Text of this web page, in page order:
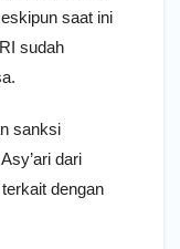
saat ini
sudah
sanksi
dari
dengan